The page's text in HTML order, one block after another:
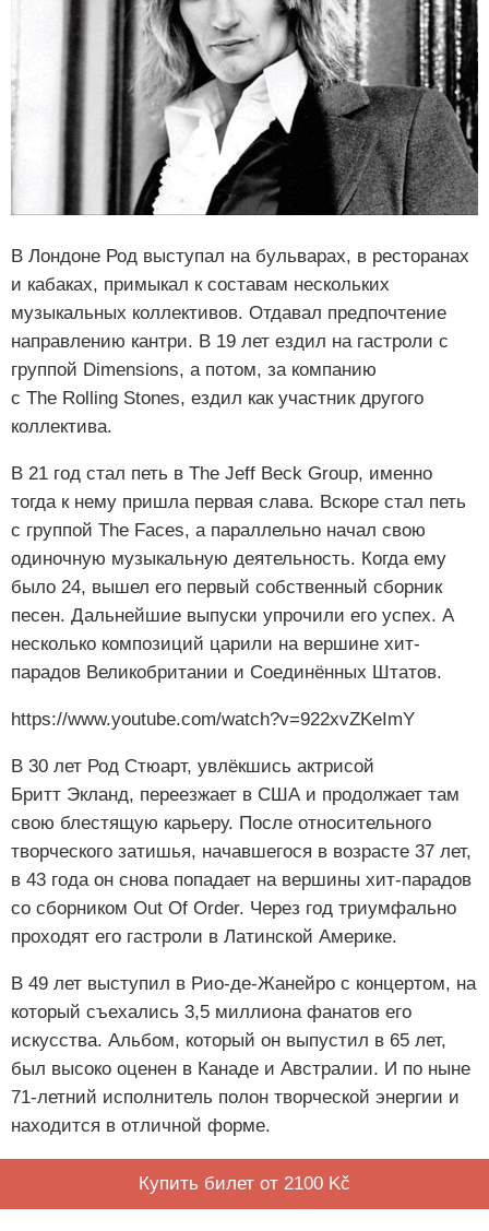
В Лондоне Род выступал на бульварах, в ресторанах
и кабаках, примыкал к составам нескольких
музыкальных коллективов. Отдавал предпочтение
направлению кантри. В 19 лет ездил на гастроли с
группой Dimensions, а потом, за компанию
с The Rolling Stones, ездил как участник другого
коллектива.
В 21 год стал петь в The Jeff Beck Group, именно
тогда к нему пришла первая слава. Вскоре стал петь
с группой The Faces, а параллельно начал свою
одиночную музыкальную деятельность. Когда ему
было 24, вышел его первый собственный сборник
песен. Дальнейшие выпуски упрочили его успех. А
несколько композиций царили на вершине хит-
парадов Великобритании и Соединённых Штатов.
https://www.youtube.com/watch?v=922xvZKeImY
В 30 лет Род Стюарт, увлёкшись актрисой
Бритт Экланд, переезжает в США и продолжает там
свою блестящую карьеру. После относительного
творческого затишья, начавшегося в возрасте 37 лет,
в 43 года он снова попадает на вершины хит-парадов
со сборником Out Of Order. Через год триумфально
проходят его гастроли в Латинской Америке.
В 49 лет выступил в Рио-де-Жанейро с концертом, на
который съехались 3,5 миллиона фанатов его
искусства. Альбом, который он выпустил в 65 лет,
был высоко оценен в Канаде и Австралии. И по ныне
71-летний исполнитель полон творческой энергии и
находится в отличной форме.
Купить билет от 2100 Kč